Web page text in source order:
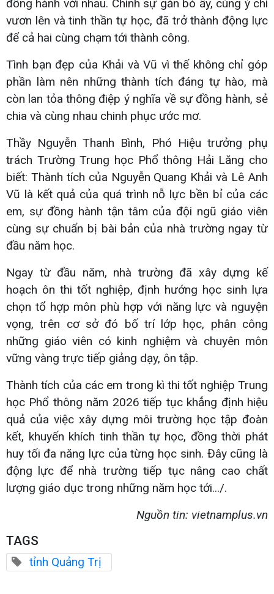
đồng hành với nhau. Chính sự gắn bó ấy, cùng ý chí
vươn lên và tinh thần tự học, đã trở thành động lực
để cả hai cùng chạm tới thành công.
Tình bạn đẹp của Khải và Vũ vì thế không chỉ góp
phần làm nên những thành tích đáng tự hào, mà
còn lan tỏa thông điệp ý nghĩa về sự đồng hành, sẻ
chia và cùng nhau chinh phục ước mơ.
Thầy Nguyễn Thanh Bình, Phó Hiệu trưởng phụ
trách Trường Trung học Phổ thông Hải Lăng cho
biết: Thành tích của Nguyễn Quang Khải và Lê Anh
Vũ là kết quả của quá trình nỗ lực bền bỉ của các
em, sự đồng hành tận tâm của đội ngũ giáo viên
cùng sự chuẩn bị bài bản của nhà trường ngay từ
đầu năm học.
Ngay từ đầu năm, nhà trường đã xây dựng kế
hoạch ôn thi tốt nghiệp, định hướng học sinh lựa
chọn tổ hợp môn phù hợp với năng lực và nguyện
vọng, trên cơ sở đó bố trí lớp học, phân công
những giáo viên có kinh nghiệm và chuyên môn
vững vàng trực tiếp giảng dạy, ôn tập.
Thành tích của các em trong kì thi tốt nghiệp Trung
học Phổ thông năm 2026 tiếp tục khẳng định hiệu
quả của việc xây dựng môi trường học tập đoàn
kết, khuyến khích tinh thần tự học, đồng thời phát
huy tối đa năng lực của từng học sinh. Đây cũng là
động lực để nhà trường tiếp tục nâng cao chất
lượng giáo dục trong những năm học tới.../.
Nguồn tin: vietnamplus.vn
TAGS
tỉnh Quảng Trị